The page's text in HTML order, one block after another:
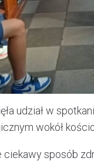
udział w
wokół
sposób